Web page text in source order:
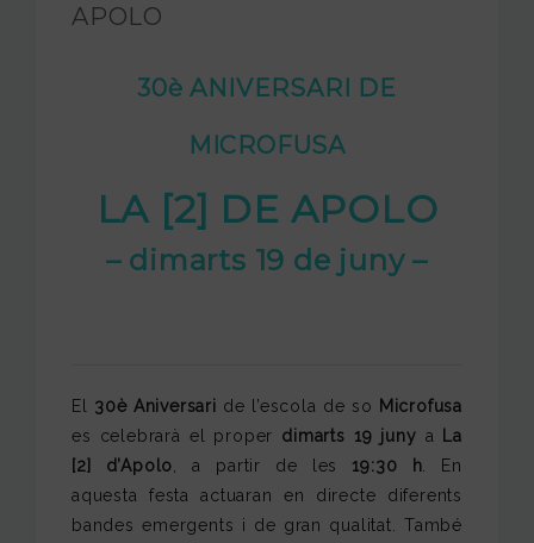
APOLO
30è ANIVERSARI DE
MICROFUSA
LA [2] DE APOLO
– dimarts 19 de juny –
El 30è Aniversari de l’escola de so Microfusa
es celebrarà el proper dimarts 19 juny a
La
[2] d’Apolo , a partir de les 19:30 h . En
aquesta festa actuaran en directe diferents
bandes emergents i de gran qualitat. També